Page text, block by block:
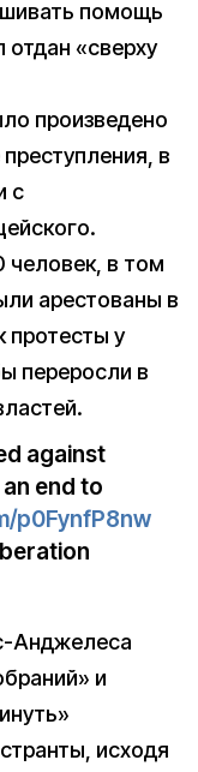
помощь
отдан «сверху
произведено
в
с
человек, в том
арестованы в
протесты у
переросли в
against
end to
p0FynfP8nw
Анджелеса
и
исходя